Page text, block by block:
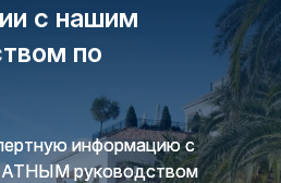
с нашим
по
информацию с
руководством